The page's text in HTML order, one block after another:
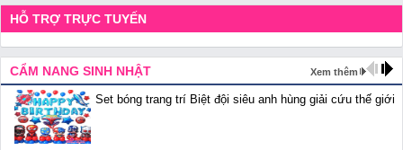
HỖ TRỢ TRỰC TUYẾN
CẨM NANG SINH NHẬT Xem thêm
Set bóng trang trí Biệt đội siêu anh hùng giải cứu thế giới